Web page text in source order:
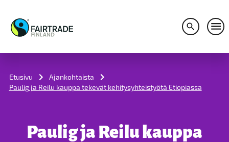
Avaa
Etusivu
Ajankohtaista
Paulig ja Reilu kauppa tekevät kehitysyhteistyötä Etiopiassa
Paulig ja Reilu kauppa